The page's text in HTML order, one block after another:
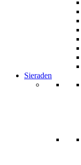
Sieraden